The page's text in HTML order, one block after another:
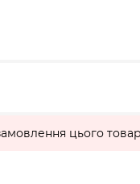
цього